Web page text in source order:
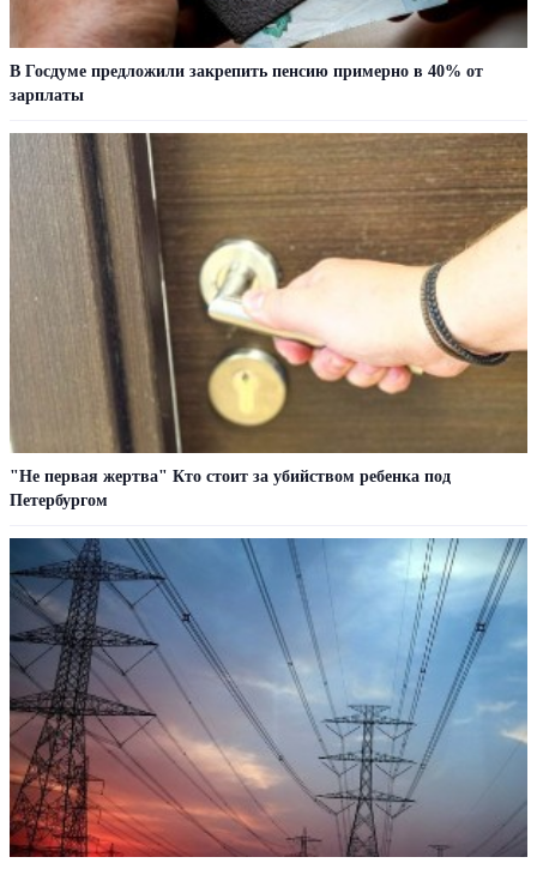
В Госдуме предложили закрепить пенсию примерно в 40% от
зарплаты
"Не первая жертва" Кто стоит за убийством ребенка под
Петербургом